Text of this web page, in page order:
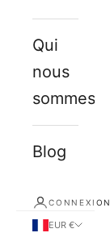
Qui
nous
sommes
Blog
CONNEXION
EUR €